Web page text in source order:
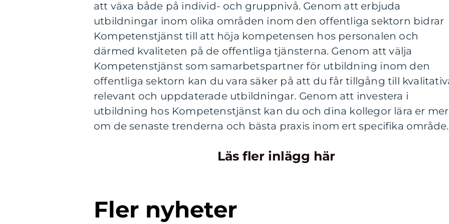
att växa både på individ- och gruppnivå. Genom att erbjuda
utbildningar inom olika områden inom den offentliga sektorn bidrar
Kompetenstjänst till att höja kompetensen hos personalen och
därmed kvaliteten på de offentliga tjänsterna. Genom att välja
Kompetenstjänst som samarbetspartner för utbildning inom den
offentliga sektorn kan du vara säker på att du får tillgång till
relevant och uppdaterade utbildningar. Genom att investera i
utbildning hos Kompetenstjänst kan du och dina kollegor lära er mer
om de senaste trenderna och bästa praxis inom ert specifika område.
Läs fler inlägg här
Fler nyheter